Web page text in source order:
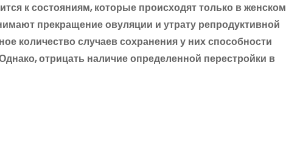
к состояниям, которые происходят только в женском
прекращение овуляции и утрату репродуктивной
количество случаев сохранения у них способности
отрицать наличие определенной перестройки в